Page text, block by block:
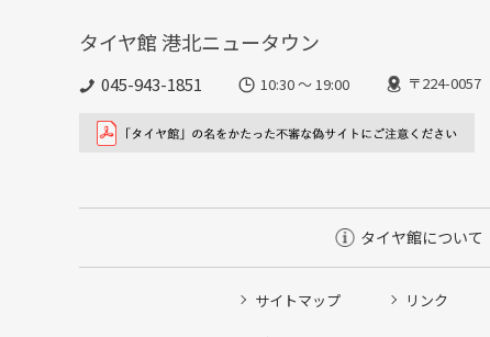
タイヤ館 港北ニュータウン
045-943-1851 10:30 ～ 19:00 〒224-
タイヤ館について
サイトマップ リンク
タイヤ点検・安全点検/タイヤ履き替え/オイル交換/その